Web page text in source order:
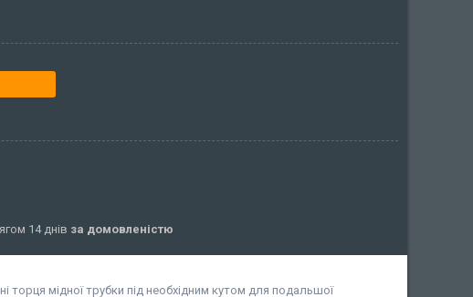
14 днів за домовленістю
торця мідної трубки під необхідним кутом для подальшої